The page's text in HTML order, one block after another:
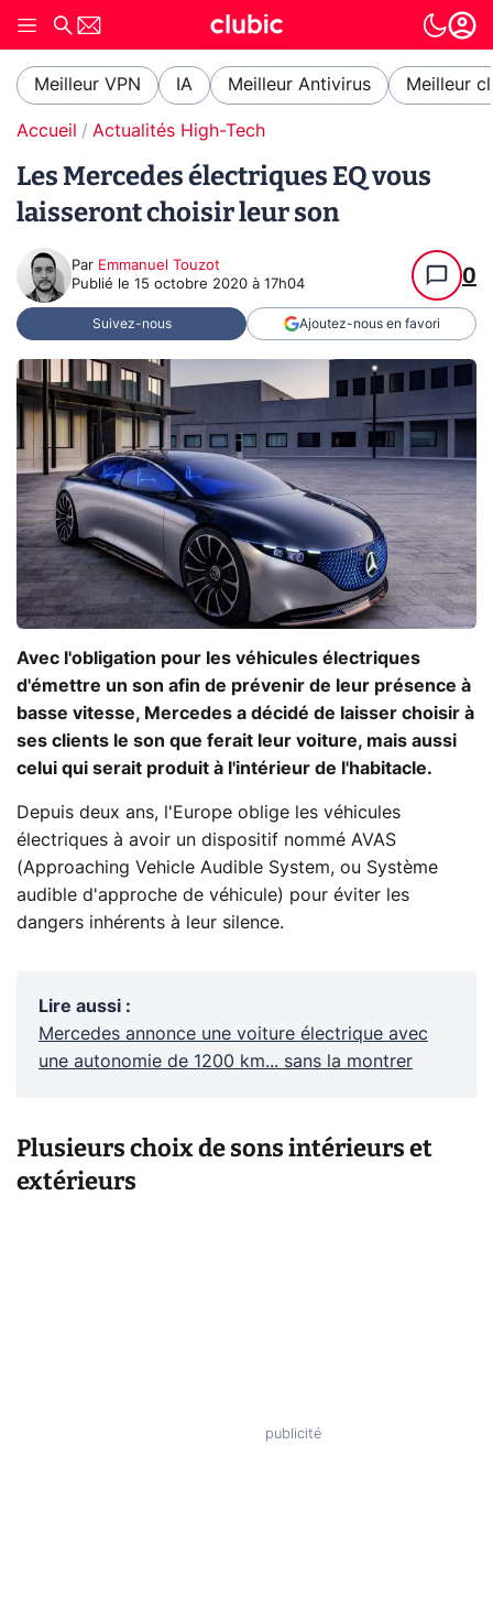
Meilleur VPN IA Meilleur Antivirus Meilleur
Accueil Actualités High-Tech
Les Mercedes électriques EQ vous
laisseront choisir leur son
Par Emmanuel Touzot
Publié le 15 octobre 2020 à 17h04 0
Suivez-nous Ajoutez-nous en favori
Avec l'obligation pour les véhicules électriques
d'émettre un son afin de prévenir de leur présence à
basse vitesse, Mercedes a décidé de laisser choisir à
ses clients le son que ferait leur voiture, mais aussi
celui qui serait produit à l'intérieur de l'habitacle.
Depuis deux ans, l'Europe oblige les véhicules
électriques à avoir un dispositif nommé AVAS
(Approaching Vehicle Audible System, ou Système
audible d'approche de véhicule) pour éviter les
dangers inhérents à leur silence.
Lire aussi :
Mercedes annonce une voiture électrique avec
une autonomie de 1200 km... sans la montrer
Plusieurs choix de sons intérieurs et
extérieurs